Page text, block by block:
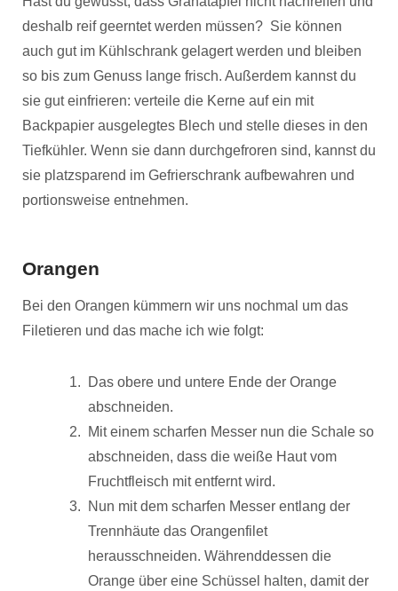
deshalb reif geerntet werden müssen? Sie können
auch gut im Kühlschrank gelagert werden und bleiben
so bis zum Genuss lange frisch. Außerdem kannst du
sie gut einfrieren: verteile die Kerne auf ein mit
Backpapier ausgelegtes Blech und stelle dieses in den
Tiefkühler. Wenn sie dann durchgefroren sind, kannst du
sie platzsparend im Gefrierschrank aufbewahren und
portionsweise entnehmen.
Orangen
Bei den Orangen kümmern wir uns nochmal um das
Filetieren und das mache ich wie folgt:
Das obere und untere Ende der Orange
abschneiden.
Mit einem scharfen Messer nun die Schale so
abschneiden, dass die weiße Haut vom
Fruchtfleisch mit entfernt wird.
Nun mit dem scharfen Messer entlang der
Trennhäute das Orangenfilet
herausschneiden. Währenddessen die
Orange über eine Schüssel halten, damit der